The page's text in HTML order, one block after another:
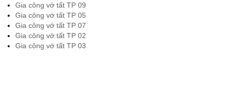
Gia công vớ tất TP 09
Gia công vớ tất TP 05
Gia công vớ tất TP 07
Gia công vớ tất TP 02
Gia công vớ tất TP 03